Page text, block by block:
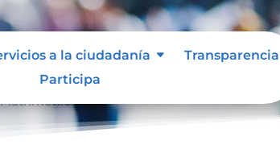
a la ciudadanía
Transparencia
Participa